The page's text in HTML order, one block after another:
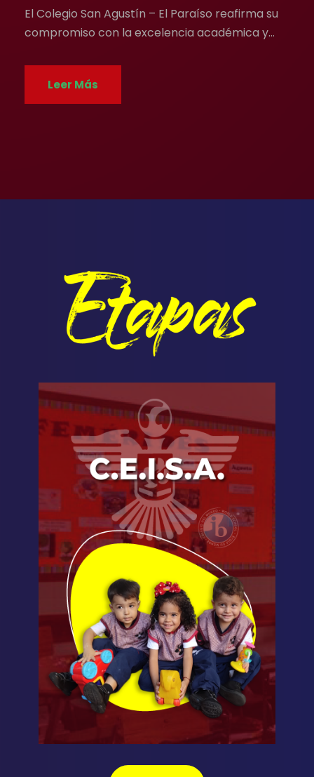
El Colegio San Agustín – El Paraíso reafirma su
compromiso con la excelencia académica y...
Leer Más